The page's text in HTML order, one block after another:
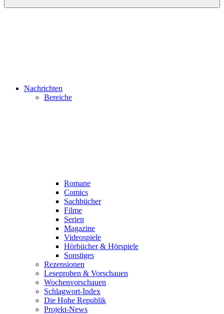
Nachrichten
Bereiche
Romane
Comics
Sachbücher
Filme
Serien
Magazine
Videospiele
Hörbücher & Hörspiele
Sonstiges
Rezensionen
Leseproben & Vorschauen
Wochenvorschauen
Schlagwort-Index
Die Hohe Republik
Projekt-News